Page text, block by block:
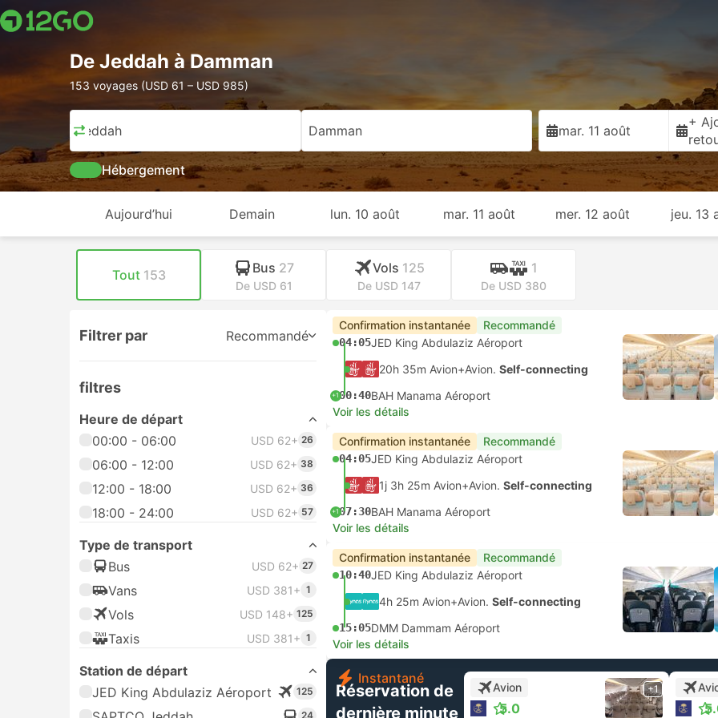
De Jeddah à Damman
153 voyages (USD 61 – USD 985)
Jeddah Damman mar. 11 août
+
Hébergement
Aujourd’hui Demain lun. 10 août mar. 11 août mer. 12 août jeu. 13
Tout 153 Bus 27
De USD 61
Vols 125
De USD 147
1
De USD 380
Filtrer par Recommandé
filtres
Heure de départ
00:00 - 06:00
USD 62+ 26
06:00 - 12:00 USD 62+ 38
12:00 - 18:00 USD 62+ 36
18:00 - 24:00 USD 62+ 57
Type de transport
Bus
USD 62+ 27
Vans USD 381+ 1
Vols USD 148+ 125
Taxis USD 381+ 1
Station de départ
JED King Abdulaziz Aéroport
125
24
Confirmation instantanée Recommandé
04:05JED King Abdulaziz Aéroport
20h 35m Avion+Avion. Self-connecting
+100:40BAH Manama Aéroport
Voir les détails
Confirmation instantanée Recommandé
04:05JED King Abdulaziz Aéroport
1j 3h 25m Avion+Avion. Self-connecting
+107:30BAH Manama Aéroport
Voir les détails
Confirmation instantanée Recommandé
10:40JED King Abdulaziz Aéroport
4h 25m Avion+Avion. Self-connecting
15:05DMM Dammam Aéroport
Voir les détails
Instantané
Réservation de
dernière minute
Avion
5.0
+1